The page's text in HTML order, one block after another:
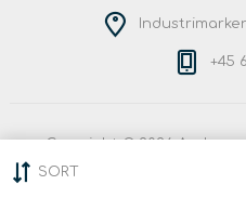
+45
Copyright © 2026
SORT